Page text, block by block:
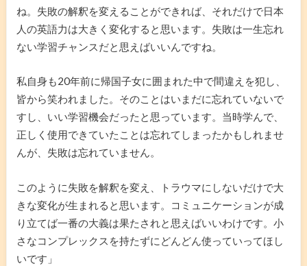
ね。失敗の解釈を変えることができれば、それだけで日本
人の英語力は大きく変化すると思います。失敗は一生忘れ
ない学習チャンスだと思えばいいんですね。
私自身も20年前に帰国子女に囲まれた中で間違えを犯し、
皆から笑われました。そのことはいまだに忘れていないで
すし、いい学習機会だったと思っています。当時学んで、
正しく使用できていたことは忘れてしまったかもしれませ
んが、失敗は忘れていません。
このように失敗を解釈を変え、トラウマにしないだけで大
きな変化が生まれると思います。コミュニケーションが成
り立てば一番の大義は果たされと思えばいいわけです。小
さなコンプレックスを持たずにどんどん使っていってほし
いです」